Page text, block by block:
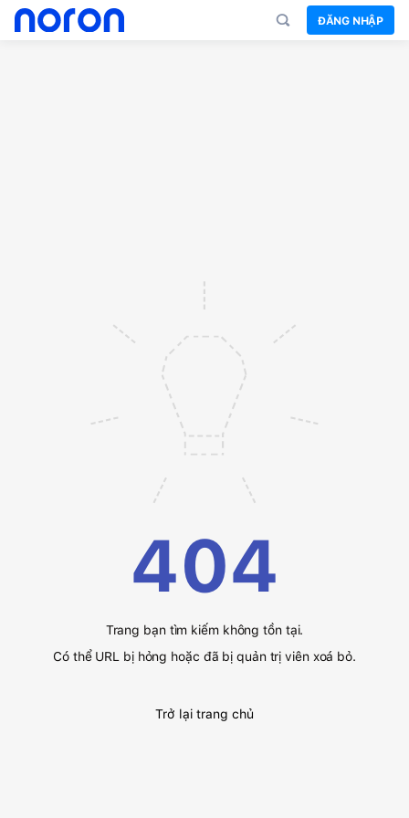
ĐĂNG NHẬP
404
Trang bạn tìm kiếm không tồn tại.
Có thể URL bị hỏng hoặc đã bị quản trị viên xoá bỏ.
Trở lại trang chủ